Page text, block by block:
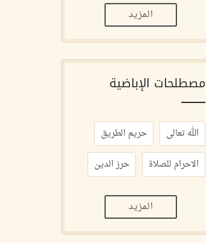
المزيد
مصطلحات الإباضية
الله تعالى
حريم الطريق
الاحرام للصلاة
حرز الدين
المزيد